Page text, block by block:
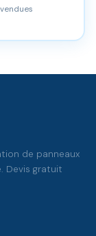
de panneaux
Devis gratuit